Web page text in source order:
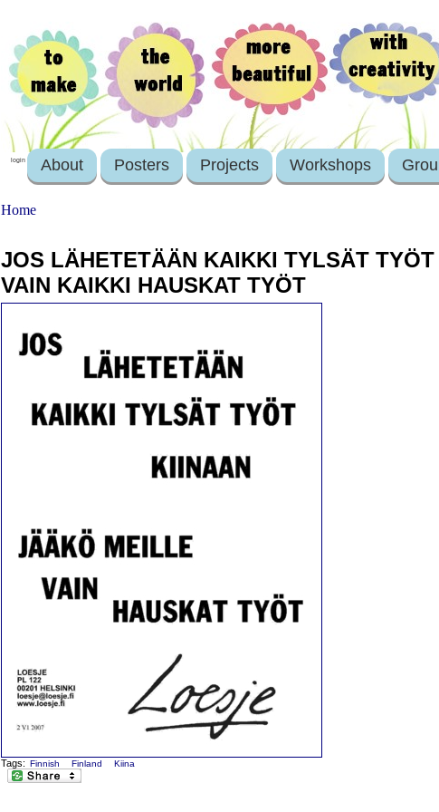
login About Posters Projects Workshops
Home
JOS LÄHETETÄÄN KAIKKI TYLSÄT
VAIN KAIKKI HAUSKAT TYÖT
Tags: Finnish Finland Kiina